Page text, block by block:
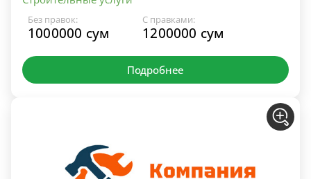
Без правок:
1000000 сум
С правками:
1200000 сум
Подробнее